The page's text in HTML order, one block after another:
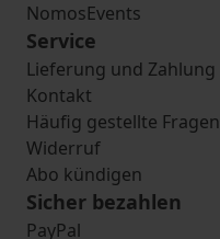
NomosEvents
Service
Lieferung und Zahlung
Kontakt
Häufig gestellte Fragen
Widerruf
Abo kündigen
Sicher bezahlen
PayPal